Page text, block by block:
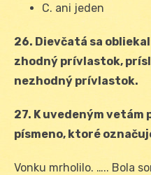
C. ani jeden
26. Dievčatá sa
zhodný prívlastok,
nezhodný prívlastok.
27. K uvedeným vetám
písmeno, ktoré
Vonku mrholilo. ….. Bola